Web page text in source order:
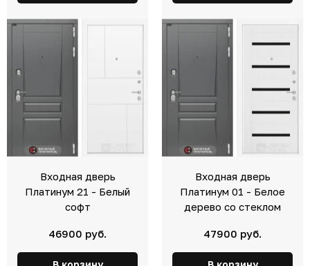
Входная дверь
Платинум 21 - Белый
софт
46900 руб.
Входная дверь
Платинум 01 - Белое
дерево со стеклом
47900 руб.